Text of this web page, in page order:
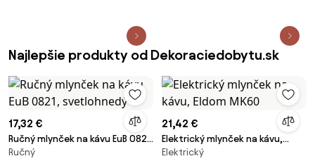
Najlepšie produkty od Dekoraciedobytu.sk
17,32 €
Ručný mlynček na kávu EuB 0821,
svetlohnedý
Ručný
21,42 €
Elektrický mlynček na kávu,
Eldom MK60
Elektrický